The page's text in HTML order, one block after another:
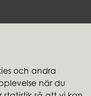
och andra
när du